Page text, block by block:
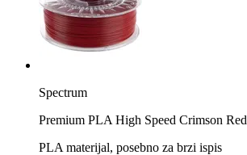
Spectrum
Premium PLA High Speed Crimson Red
PLA materijal, posebno za brzi ispis